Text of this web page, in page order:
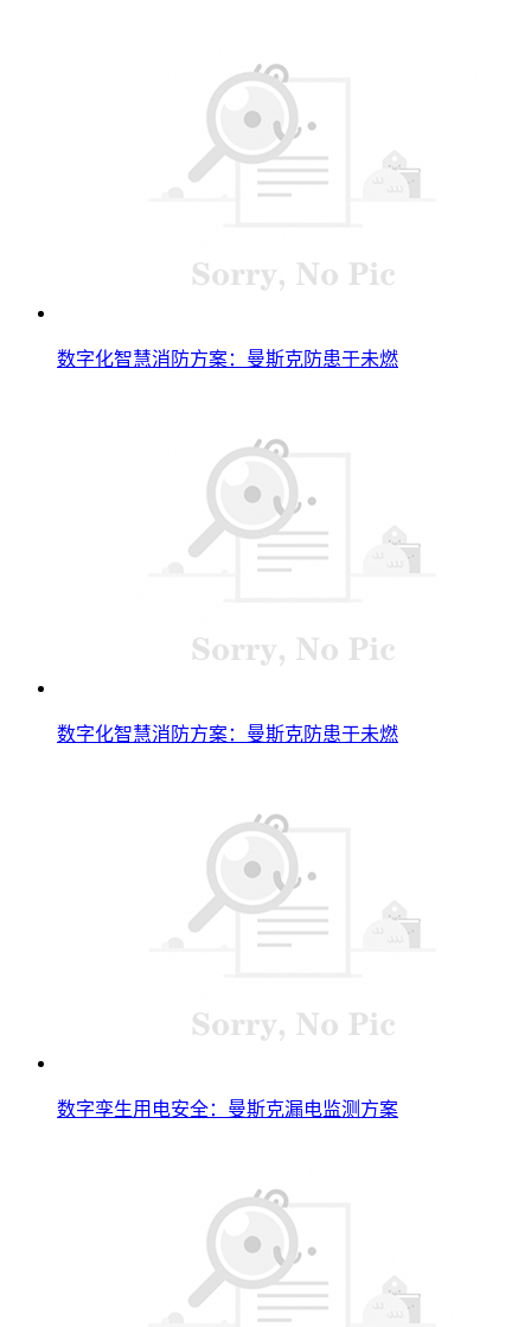
数字化智慧消防方案：曼斯克防患于未燃
数字化智慧消防方案：曼斯克防患于未燃
数字孪生用电安全：曼斯克漏电监测方案